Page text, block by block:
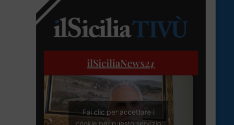
ilSiciliaNews24
Fai clic per accettare i
cookie per questo servizio